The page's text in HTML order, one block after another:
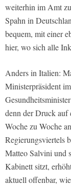
weiterhin im Amt
Spahn in
bequem, mit einer
hier, wo sich alle
Anders in Italien:
Ministerpräsident
denn der Druck auf
Woche zu Woche
Regierungsviertels
Matteo Salvini und
Kabinett sitzt,
aktuell offenbar,